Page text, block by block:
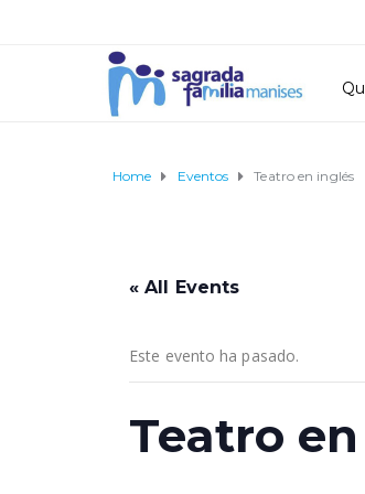
Home Eventos Teatro en inglés
« All Events
Este evento ha pasado.
Teatro